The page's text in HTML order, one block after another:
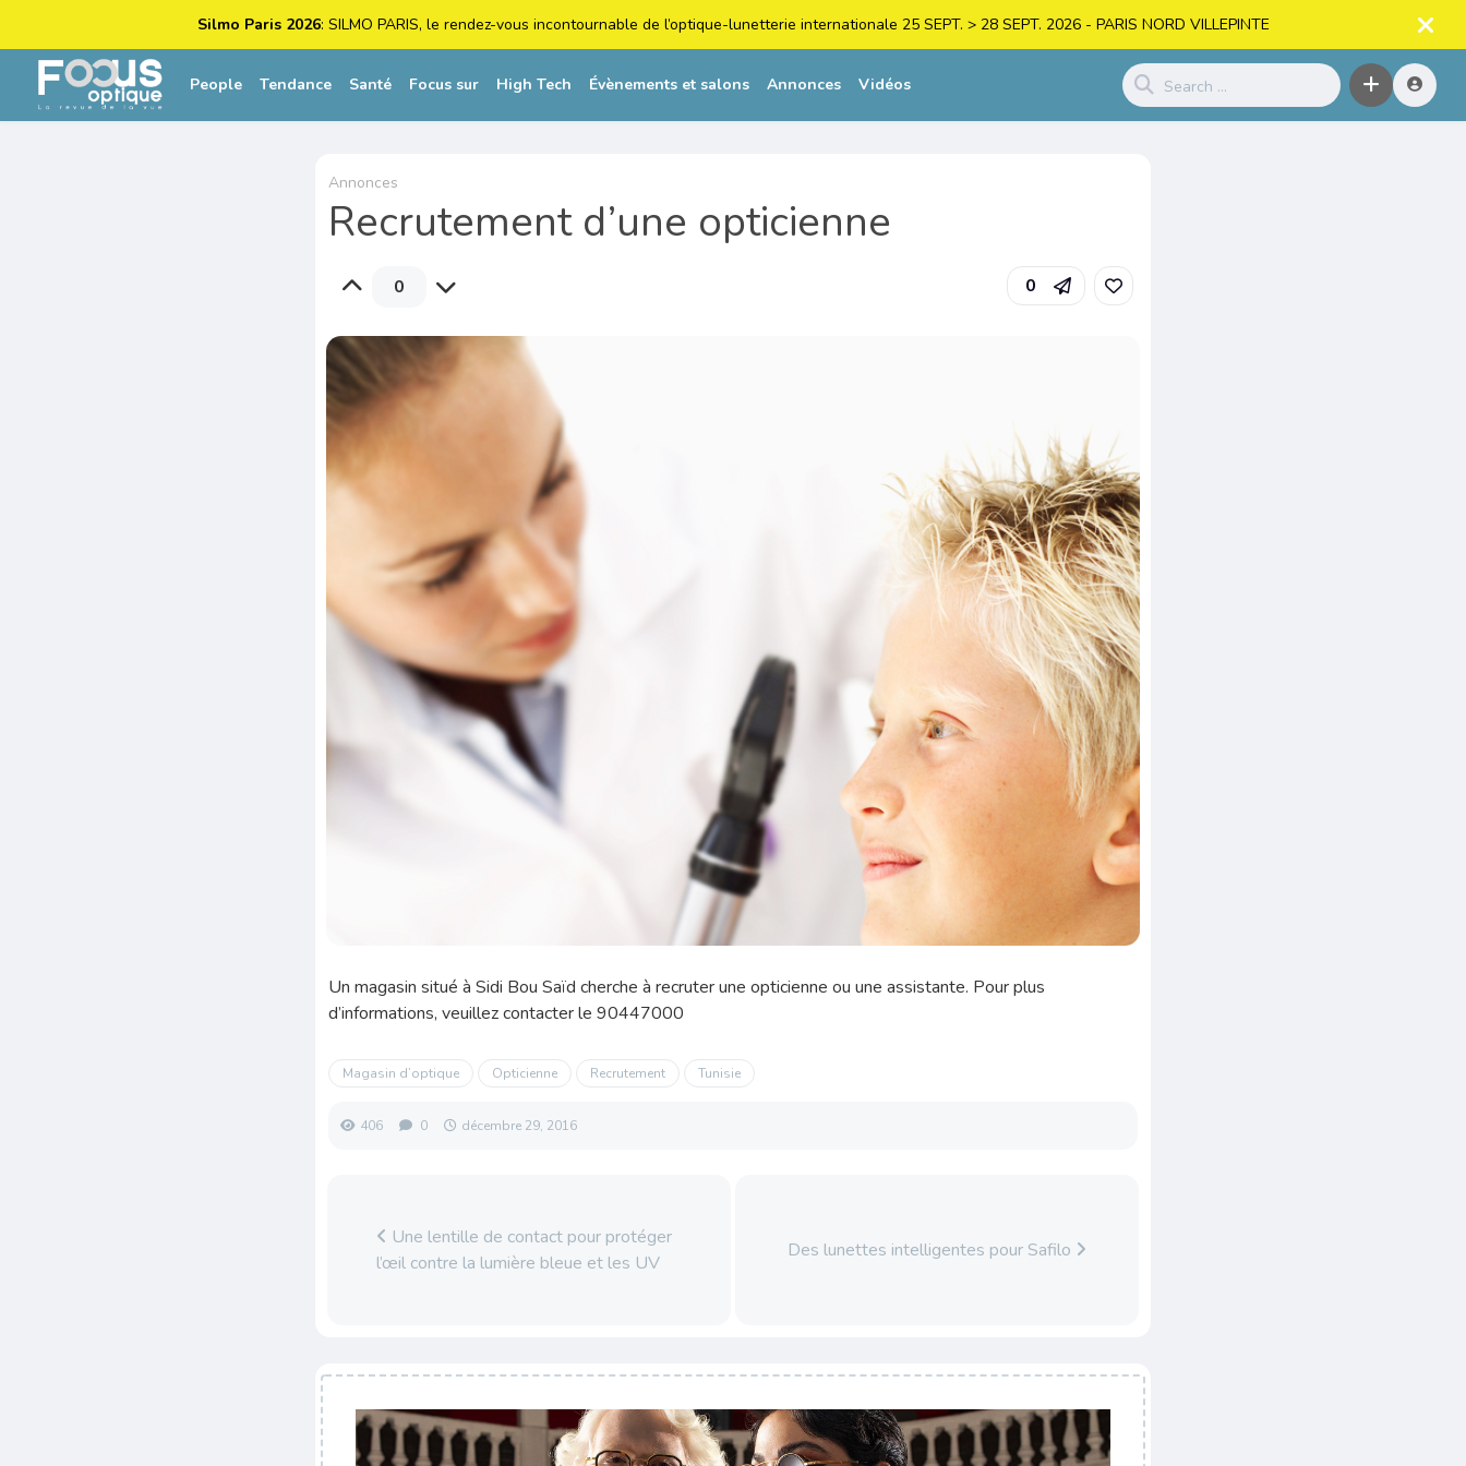
Silmo Paris 2026: SILMO PARIS, le rendez-vous incontournable de l’optique-lunetterie internationale 25 SEPT. > 28 SEPT. 2026 - PARIS NORD VILLEPINTE
People Tendance Santé Focus sur High Tech Évènements et salons Annonces Vidéos
Annonces
Recrutement d’une opticienne
0 0
Un magasin situé à Sidi Bou Saïd cherche à recruter une opticienne ou une assistante. Pour plus
d’informations, veuillez contacter le 90447000
Magasin d’optique Opticienne Recrutement Tunisie
406 0 décembre 29, 2016
Une lentille de contact pour protéger
l’œil contre la lumière bleue et les UV
Des lunettes intelligentes pour Safilo